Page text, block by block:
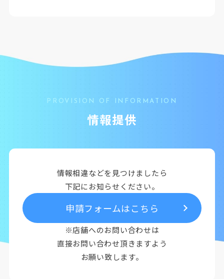
PROVISION OF INFORMATION
情報提供
情報相違などを見つけましたら
下記にお知らせください。
申請フォームはこちら
※店舗へのお問い合わせは
直接お問い合わせ頂きますよう
お願い致します。